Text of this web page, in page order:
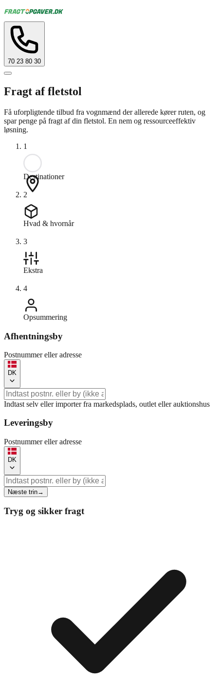
70 23 80 30
Fragt af fletstol
Få uforpligtende tilbud fra vognmænd der allerede kører ruten, og
spar penge på fragt af din fletstol. En nem og ressourceeffektiv
løsning.
1
Destinationer
2
Hvad & hvornår
3
Ekstra
4
Opsummering
Afhentningsby
Postnummer eller adresse
DK
Indtast selv eller importer fra markedsplads, outlet eller auktionshus
Leveringsby
Postnummer eller adresse
DK
Næste trin→
Tryg og sikker fragt